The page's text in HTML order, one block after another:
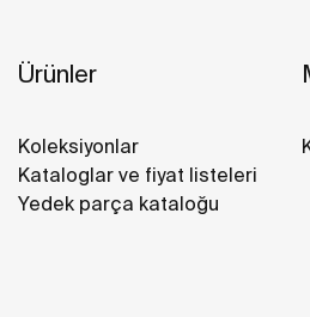
Ürünler
Koleksiyonlar
Kataloglar ve fiyat listeleri
Yedek parça kataloğu